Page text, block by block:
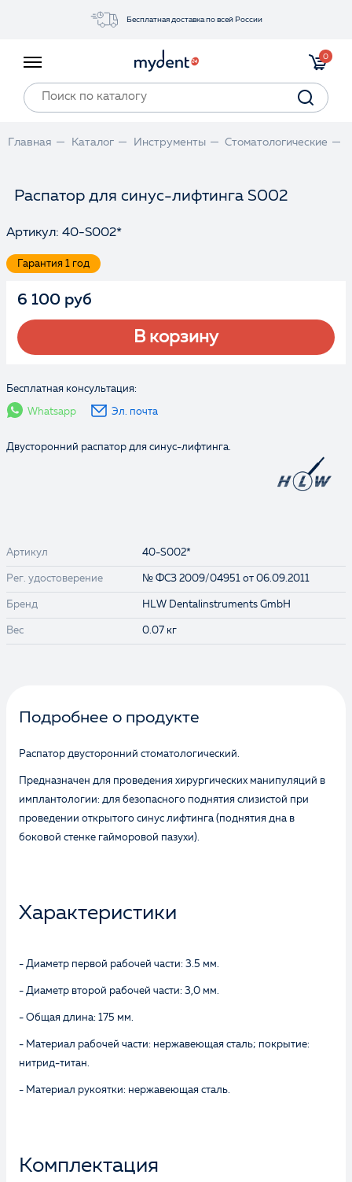
Бесплатная доставка по всей России
Прайс-лист
0
Главная Каталог Инструменты Стоматологические
Распатор для синус-лифтинга S002
Артикул: 40-S002*
Гарантия 1 год
6 100 руб
В корзину
Бесплатная консультация:
Whatsapp Эл. почта
Двусторонний распатор для синус-лифтинга.
Артикул 40-S002*
Рег. удостоверение № ФСЗ 2009/04951 от 06.09.2011
Бренд HLW Dentalinstruments GmbH
Вес 0.07 кг
Подробнее о продукте
Распатор двусторонний стоматологический.
Предназначен для проведения хирургических манипуляций в
имплантологии: для безопасного поднятия слизистой при
проведении открытого синус лифтинга (поднятия дна в
боковой стенке гайморовой пазухи).
Характеристики
- Диаметр первой рабочей части: 3.5 мм.
- Диаметр второй рабочей части: 3,0 мм.
- Общая длина: 175 мм.
- Материал рабочей части: нержавеющая сталь; покрытие:
нитрид-титан.
- Материал рукоятки: нержавеющая сталь.
Комплектация